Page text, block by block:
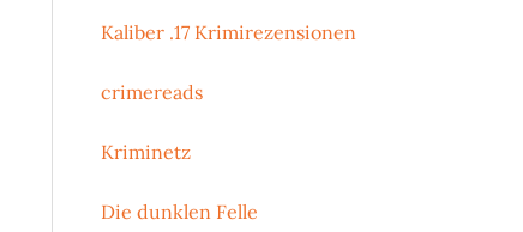
Kaliber .17 Krimirezensionen
crimereads
Kriminetz
Die dunklen Felle